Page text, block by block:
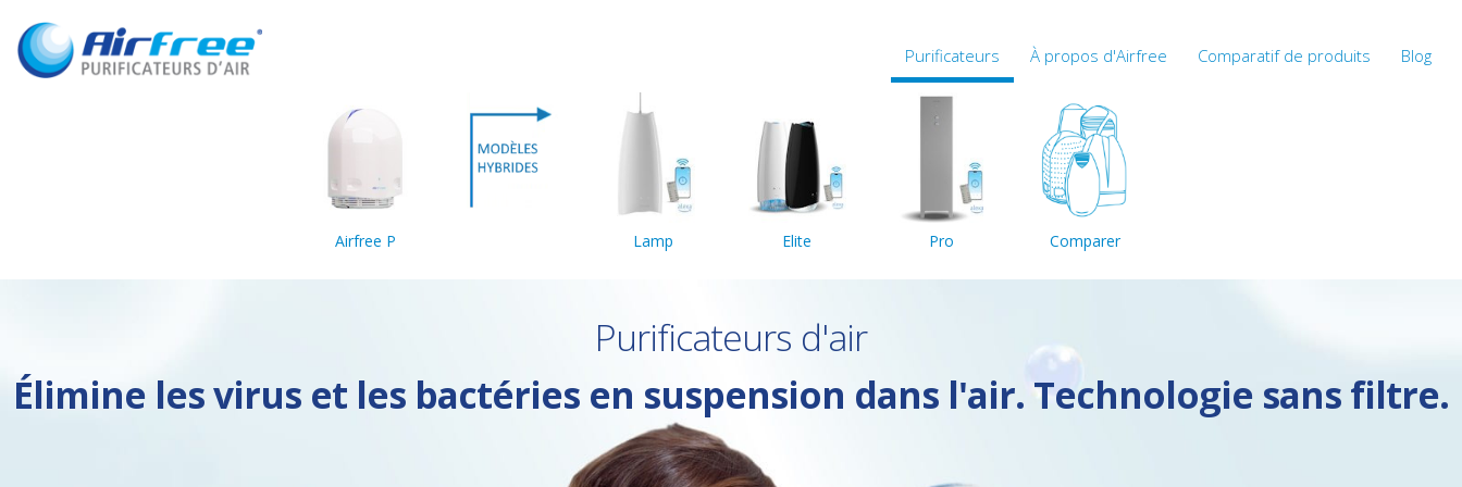
Purificateurs À propos d'Airfree Comparatif de produits Blog
Airfree P Lamp Elite Pro Comparer
Purificateurs d'air
Élimine les virus et les bactéries en suspension dans l'air. Technologie sans filtre.